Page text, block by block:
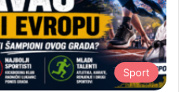
Sport